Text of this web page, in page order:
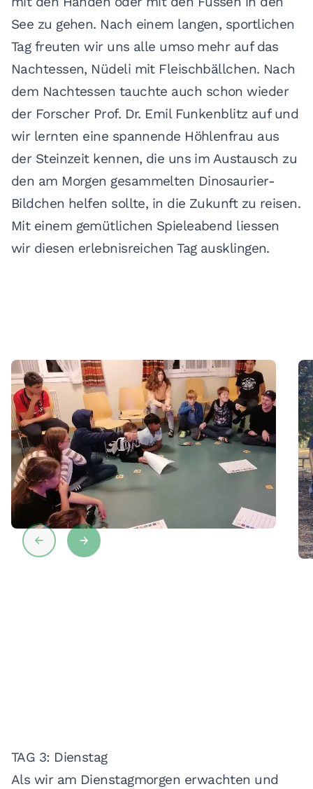
See zu gehen. Nach einem langen, sportlichen
Tag freuten wir uns alle umso mehr auf das
Nachtessen, Nüdeli mit Fleischbällchen. Nach
dem Nachtessen tauchte auch schon wieder
der Forscher Prof. Dr. Emil Funkenblitz auf und
wir lernten eine spannende Höhlenfrau aus
der Steinzeit kennen, die uns im Austausch zu
den am Morgen gesammelten Dinosaurier-
Bildchen helfen sollte, in die Zukunft zu reisen.
Mit einem gemütlichen Spieleabend liessen
wir diesen erlebnisreichen Tag ausklingen.
TAG 3: Dienstag
Als wir am Dienstagmorgen erwachten und